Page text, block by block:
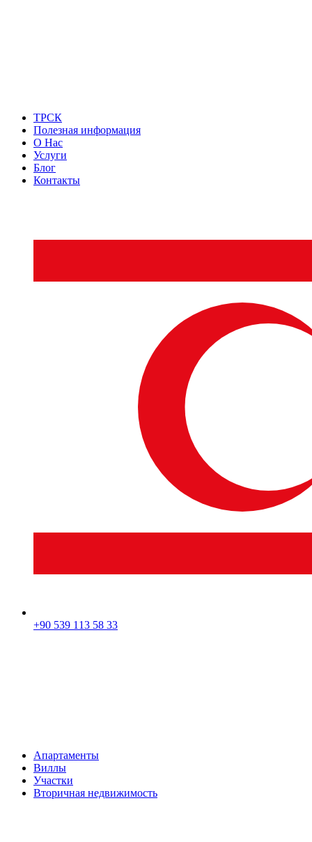
ТРСК
Полезная информация
О Нас
Услуги
Блог
Контакты
+90 539 113 58 33
Апартаменты
Виллы
Участки
Вторичная недвижимость